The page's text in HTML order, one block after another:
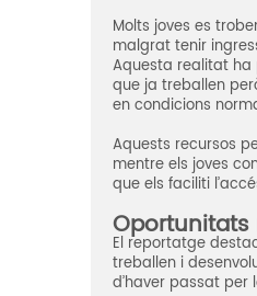
Molts joves es
malgrat tenir
Aquesta realitat ha
que ja treballen
en condicions
Aquests recursos
mentre els joves
que els faciliti
El reportatge
treballen i
d’haver passat per